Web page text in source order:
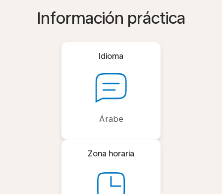
Información práctica
Idioma
Árabe
Zona horaria